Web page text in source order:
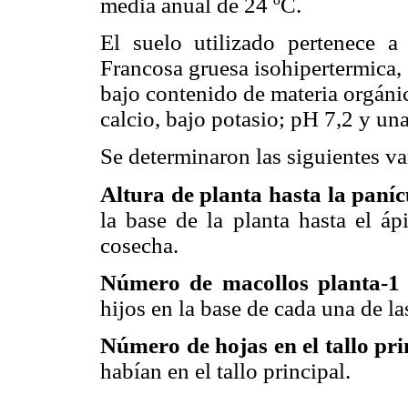
media anual de 24 ºC.
El suelo utilizado pertenece
Francosa gruesa
bajo contenido de materia
calcio, bajo potasio; pH 7,2 y
Se determinaron las siguientes
Altura de planta hasta la
la base de la planta hasta el
cosecha.
Número de macollos planta-
hijos en la base de cada una de
Número de hojas en el tallo
habían en el tallo principal.